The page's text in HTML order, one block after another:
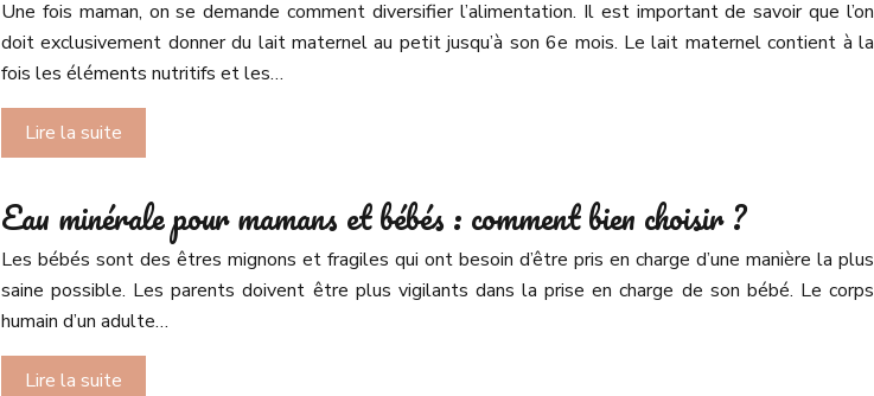
Une fois maman, on se demande comment diversifier l’alimentation. Il est important de savoir que l’on
doit exclusivement donner du lait maternel au petit jusqu’à son 6e mois. Le lait maternel contient à la
fois les éléments nutritifs et les…
Lire la suite
Eau minérale pour mamans et bébés : comment bien choisir ?
Les bébés sont des êtres mignons et fragiles qui ont besoin d’être pris en charge d’une manière la plus
saine possible. Les parents doivent être plus vigilants dans la prise en charge de son bébé. Le corps
humain d’un adulte…
Lire la suite